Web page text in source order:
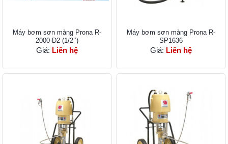
Máy bơm sơn màng Prona R-
2000-D2 (1/2’’)
Giá: Liên hệ
Máy bơm sơn màng Prona R-
SP1636
Giá: Liên hệ